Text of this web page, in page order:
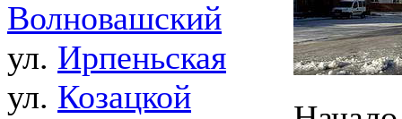
Волновашский
ул. Ирпеньская
ул. Козацкой